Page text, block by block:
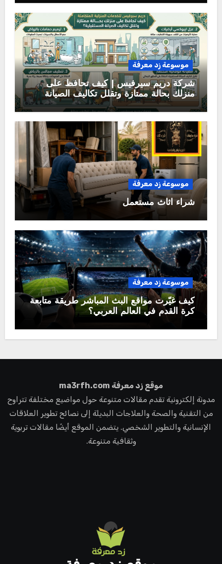
موسوعة زد معرفة
شركة دريم سيرفيس | كيف تحافظ على
منزلك بحالة ممتازة وتقلل تكاليف الصيانة
المستقبلية؟
موسوعة زد معرفة
شراء اثاث مستعمل
موسوعة زد معرفة
كيف غيّرت مواقع البث المباشر طريقة متابعة
كرة القدم في العالم العربي؟
موقع زد معرفة ma3rfh.com
مدونة إلكترونية تقدم مقالات متنوعة حول مواضيع مختلفة تتراوح
من التقنية والصحة والعلاجات البديلة إلى نصائح تطوير العلاقات
الإنسانية والتطوير الشخصي. يتضمن الموقع أيضًا مقالات تربوية
وثقافية متنوعة.